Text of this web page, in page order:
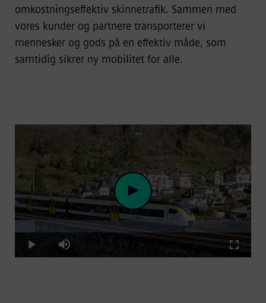
omkostningseffektiv skinnetrafik. Sammen med
vores kunder og partnere transporterer vi
mennesker og gods på en effektiv måde, som
samtidig sikrer ny mobilitet for alle.
Play
Play Mute
8.67%